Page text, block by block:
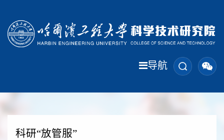
导航
科研“放管服”